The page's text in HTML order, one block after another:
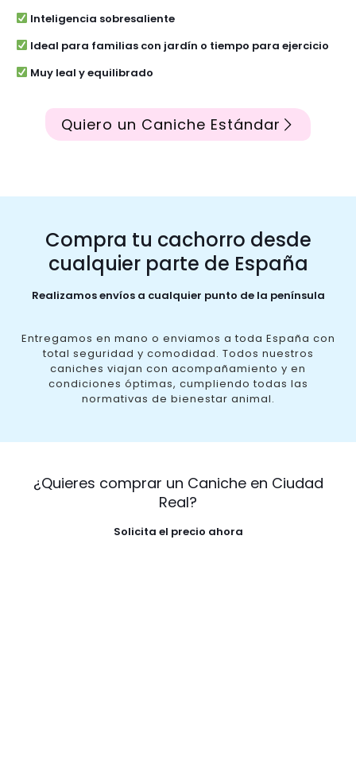
Inteligencia sobresaliente
Ideal para familias con jardín o tiempo para ejercicio
Muy leal y equilibrado
Quiero un Caniche Estándar
Compra tu cachorro desde
cualquier parte de España
Realizamos envíos a cualquier punto de la península
Entregamos en mano o enviamos a toda España con
total seguridad y comodidad. Todos nuestros
caniches viajan con acompañamiento y en
condiciones óptimas, cumpliendo todas las
normativas de bienestar animal.
¿Quieres comprar un Caniche en Ciudad
Real?
Solicita el precio ahora